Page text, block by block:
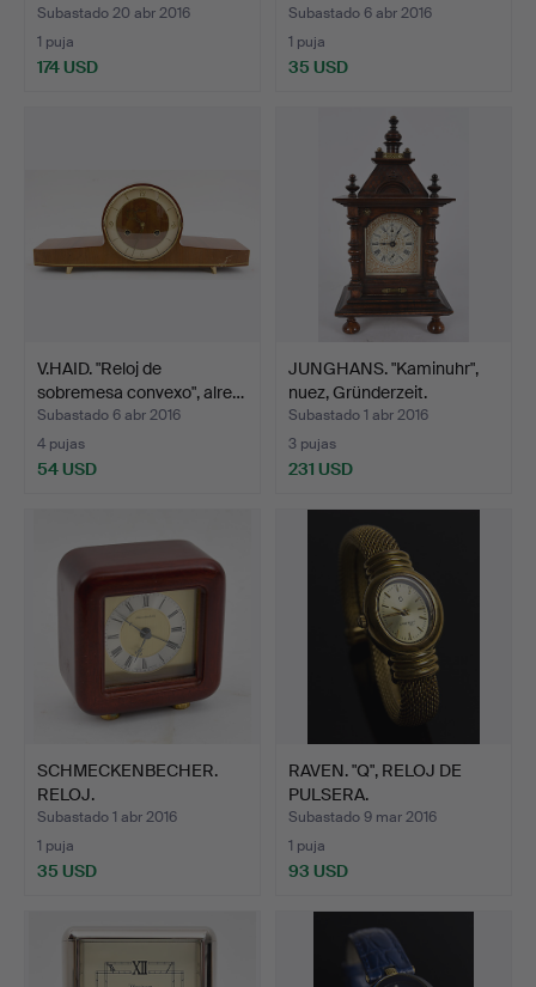
Subastado 20 abr 2016
1 puja
174 USD
Subastado 6 abr 2016
1 puja
35 USD
V.HAID. "Reloj de
sobremesa convexo", alre…
Subastado 6 abr 2016
4 pujas
54 USD
JUNGHANS. "Kaminuhr",
nuez, Gründerzeit.
Subastado 1 abr 2016
3 pujas
231 USD
SCHMECKENBECHER.
RELOJ.
Subastado 1 abr 2016
1 puja
35 USD
RAVEN. "Q", RELOJ DE
PULSERA.
Subastado 9 mar 2016
1 puja
93 USD